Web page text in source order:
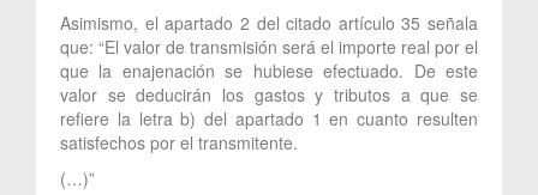
Asimismo, el apartado 2 del citado artículo 35 señala
que: “El valor de transmisión será el importe real por el
que la enajenación se hubiese efectuado. De este
valor se deducirán los gastos y tributos a que se
refiere la letra b) del apartado 1 en cuanto resulten
satisfechos por el transmitente.
(…)”